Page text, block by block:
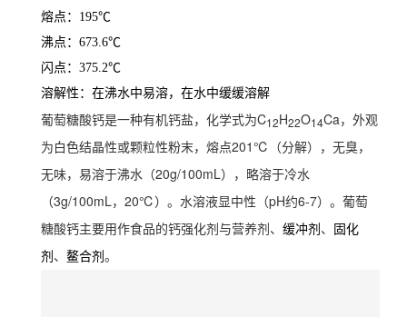
熔点：195℃
沸点：673.6℃
闪点：375.2℃
溶解性：在沸水中易溶，在水中缓缓溶解
葡萄糖酸钙是一种有机钙盐，化学式为C12H22O14Ca，外观
为白色结晶性或颗粒性粉末，熔点201℃（分解），无臭，
无味，易溶于沸水（20g/100mL），略溶于冷水
（3g/100mL， 20℃）。水溶液显中性（pH约6-7）。葡萄
糖酸钙主要用作食品的钙强化剂与营养剂、 缓冲剂 、
固化
剂 、 鳌合剂 。